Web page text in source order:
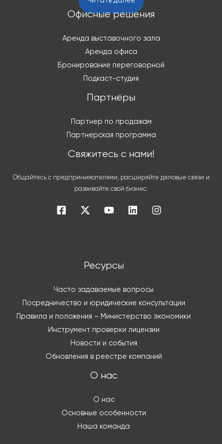
Офисные решения
Аренда выставочного зала
Аренда офиса
Бронирование переговорной
Подкаст-студия
Партнёры
Партнер по продажам
Партнерская программа
Свяжитесь с нами!
Общайтесь с предпринимателями, расширяйте деловые связи и
развивайте свой бизнес.
Ресурсы
Часто задаваемые вопросы
Посредничество и юридические консультации
Правила и положения – Министерство экономики
Инструмент проверки лицензии
Новости и события
Обновления в реестре компаний
О нас
О нас
Основные особенности
Наша команда